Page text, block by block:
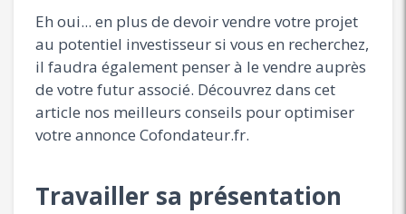
Eh oui... en plus de devoir vendre votre projet
au potentiel investisseur si vous en recherchez,
il faudra également penser à le vendre auprès
de votre futur associé. Découvrez dans cet
article nos meilleurs conseils pour optimiser
votre annonce Cofondateur.fr.
Travailler sa présentation